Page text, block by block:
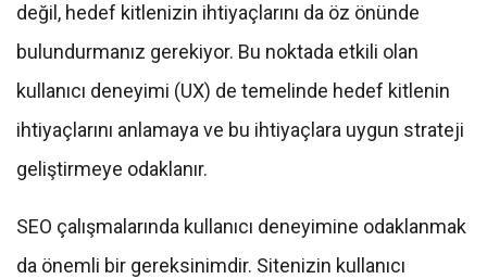
değil, hedef kitlenizin ihtiyaçlarını da öz önünde
bulundurmanız gerekiyor. Bu noktada etkili olan
kullanıcı deneyimi (UX) de temelinde hedef kitlenin
ihtiyaçlarını anlamaya ve bu ihtiyaçlara uygun strateji
geliştirmeye odaklanır.
SEO çalışmalarında kullanıcı deneyimine odaklanmak
da önemli bir gereksinimdir. Sitenizin kullanıcı